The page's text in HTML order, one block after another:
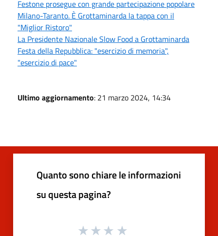
Festone prosegue con grande partecipazione popolare
Milano-Taranto. È Grottaminarda la tappa con il
"Miglior Ristoro"
La Presidente Nazionale Slow Food a Grottaminarda
Festa della Repubblica: "esercizio di memoria",
"esercizio di pace"
Ultimo aggiornamento: 21 marzo 2024, 14:34
Quanto sono chiare le informazioni
su questa pagina?